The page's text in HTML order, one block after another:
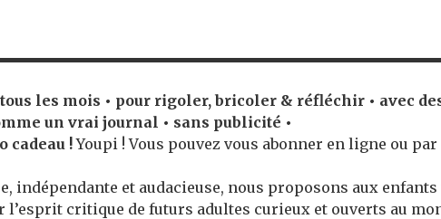
tous les mois • pour rigoler, bricoler & réfléchir • avec
un vrai journal • sans publicité •
cadeau !Youpi ! Vous pouvez vous abonner en ligne ou
indépendante et audacieuse, nous proposons aux
critique de futurs adultes curieux et ouverts au